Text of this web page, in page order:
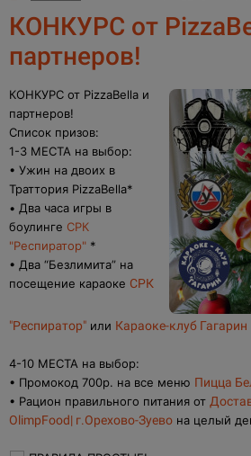
КОНКУРС от
партнеров!
КОНКУРС от PizzaBella и
партнеров!
Список призов:
1-3 МЕСТА на выбор:
• Ужин на двоих в
Траттория PizzaBella*
• Два часа игры в
боулинге СРК
"Респиратор" *
• Два “Безлимита” на
посещение караоке СРК
"Респиратор" или Караоке-клуб Гагарин
4-10 МЕСТА на выбор:
• Промокод 700р. на все меню Пицца
• Рацион правильного питания от
OlimpFood| г.Орехово-Зуево на целый